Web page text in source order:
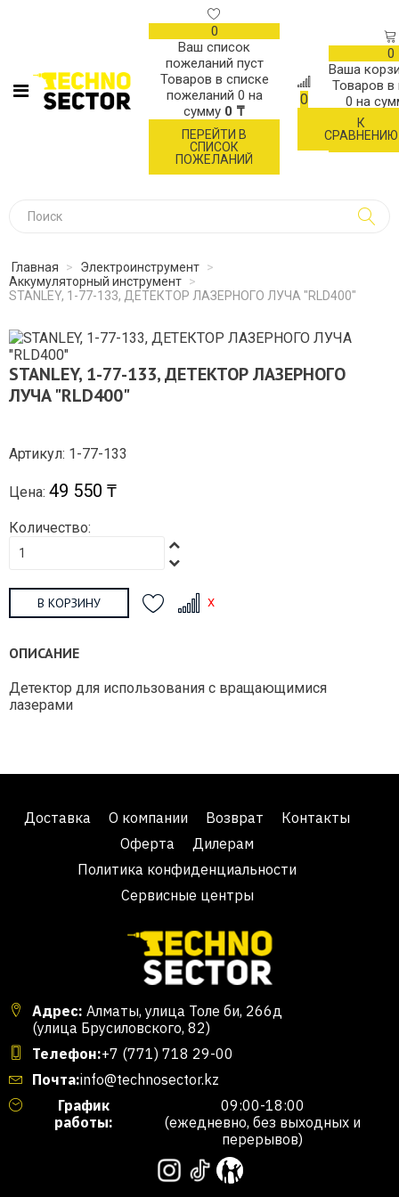
0
Ваш список
пожеланий пуст
Товаров в списке
пожеланий 0 на
сумму 0 ₸
ПЕРЕЙТИ В
СПИСОК
ПОЖЕЛАНИЙ
0
К
СРАВНЕНИЮ
0
Ваша
Товаров в
0 на
Главная > Электроинструмент >
Аккумуляторный инструмент >
STANLEY, 1-77-133, ДЕТЕКТОР ЛАЗЕРНОГО ЛУЧА "RLD400"
STANLEY, 1-77-133, ДЕТЕКТОР ЛАЗЕРНОГО
ЛУЧА "RLD400"
Артикул: 1-77-133
Цена: 49 550 ₸
Количество:
В КОРЗИНУ
ОПИСАНИЕ
Детектор для использования с вращающимися
лазерами
Доставка О компании Возврат
Контакты
Оферта
Дилерам
Политика конфиденциальности
Сервисные центры
Адрес: Алматы, улица Толе би, 266д
(улица Брусиловского, 82)
Телефон:+7 (771) 718 29-00
Почта:info@technosector.kz
График
работы:
09:00-18:00
(ежедневно, без выходных и
перерывов)